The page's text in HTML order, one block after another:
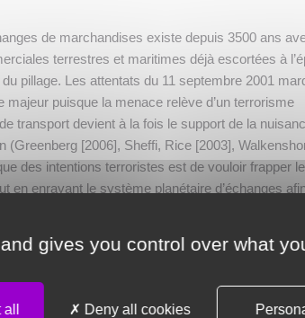
de marchandises existe depuis 3500 ans
terrestres et maritimes déjà escortées à
pillage. Les attentats du 11 septembre 2001
majeur puisque la menace relève d’un terrorisme
transport devient à la fois le support de la
(Greenberg [2006], Sheffi, Rice [2003],
des intentions terroristes est de vouloir frapper
en enrayant le système planétaire d’échanges
faire pour renforcer la «seacurity» (Van de
gives you control over what
Deny all cookies